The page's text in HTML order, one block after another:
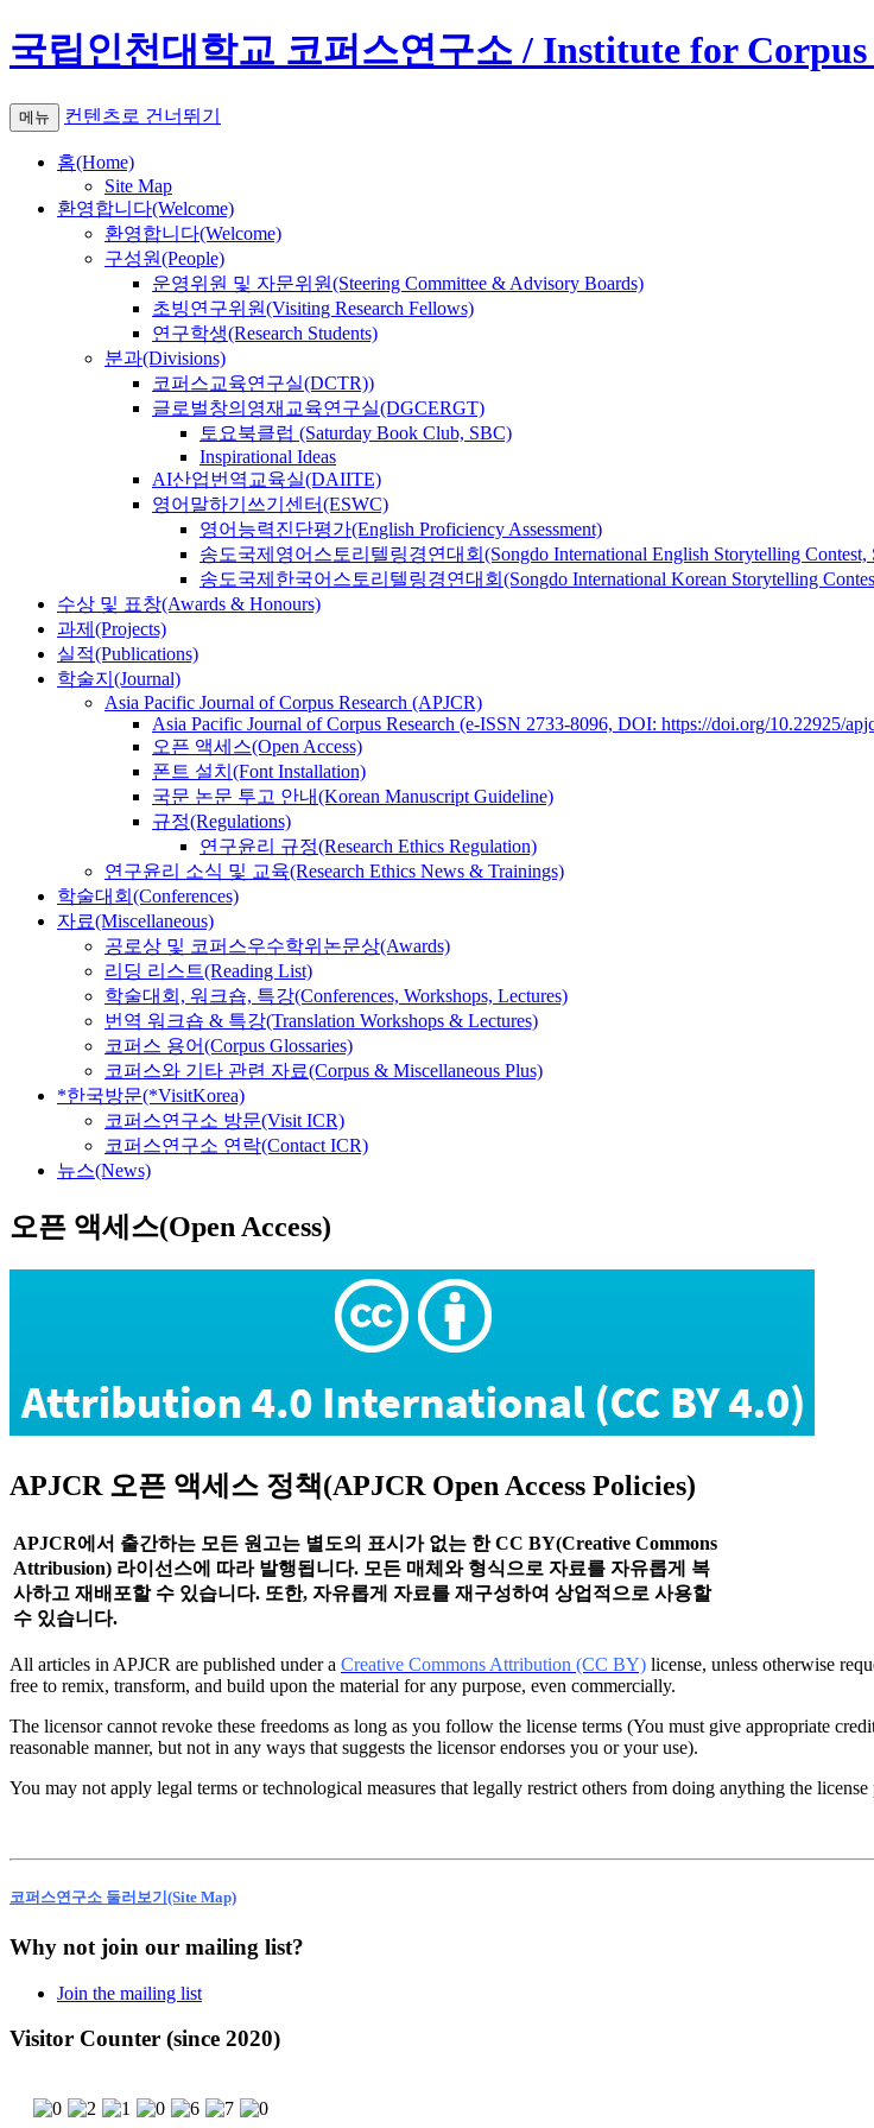
국립인천대학교 코퍼스연구소 / Institute for
메뉴 컨텐츠로 건너뛰기
홈(Home)
Site Map
환영합니다(Welcome)
환영합니다(Welcome)
구성원(People)
운영위원 및 자문위원(Steering Committee & Advisory Boards)
초빙연구위원(Visiting Research Fellows)
연구학생(Research Students)
분과(Divisions)
코퍼스교육연구실(DCTR))
글로벌창의영재교육연구실(DGCERGT)
토요북클럽 (Saturday Book Club, SBC)
Inspirational Ideas
AI산업번역교육실(DAIITE)
영어말하기쓰기센터(ESWC)
영어능력진단평가(English Proficiency Assessment)
송도국제영어스토리텔링경연대회(Songdo International English Storytelling Contest,
송도국제한국어스토리텔링경연대회(Songdo International Korean Storytelling
수상 및 표창(Awards & Honours)
과제(Projects)
실적(Publications)
학술지(Journal)
Asia Pacific Journal of Corpus Research (APJCR)
Asia Pacific Journal of Corpus Research (e-ISSN 2733-8096, DOI: https://doi.org/10.22925/
오픈 액세스(Open Access)
폰트 설치(Font Installation)
국문 논문 투고 안내(Korean Manuscript Guideline)
규정(Regulations)
연구윤리 규정(Research Ethics Regulation)
연구윤리 소식 및 교육(Research Ethics News & Trainings)
학술대회(Conferences)
자료(Miscellaneous)
공로상 및 코퍼스우수학위논문상(Awards)
리딩 리스트(Reading List)
학술대회, 워크숍, 특강(Conferences, Workshops, Lectures)
번역 워크숍 & 특강(Translation Workshops & Lectures)
코퍼스 용어(Corpus Glossaries)
코퍼스와 기타 관련 자료(Corpus & Miscellaneous Plus)
*한국방문(*VisitKorea)
코퍼스연구소 방문(Visit ICR)
코퍼스연구소 연락(Contact ICR)
뉴스(News)
오픈 액세스(Open Access)
APJCR 오픈 액세스 정책(APJCR Open Access Policies)
APJCR에서 출간하는 모든 원고는 별도의 표시가 없는 한 CC BY(Creative Commons
Attribusion) 라이선스에 따라 발행됩니다. 모든 매체와 형식으로 자료를 자유롭게 복
사하고 재배포할 수 있습니다. 또한, 자유롭게 자료를 재구성하여 상업적으로 사용할
수 있습니다.
All articles in APJCR are published under a Creative Commons Attribution (CC BY) license, unless otherwise
free to remix, transform, and build upon the material for any purpose, even commercially.
The licensor cannot revoke these freedoms as long as you follow the license terms (You must give appropriate
reasonable manner, but not in any ways that suggests the licensor endorses you or your use).
You may not apply legal terms or technological measures that legally restrict others from doing anything the license
코퍼스연구소 둘러보기(Site Map)
Why not join our mailing list?
Join the mailing list
Visitor Counter (since 2020)